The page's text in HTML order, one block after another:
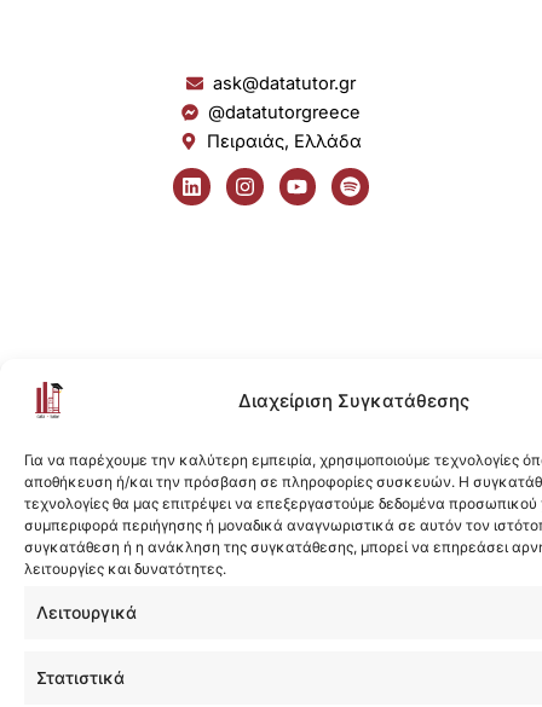
Διαχείριση Συγκατάθεσης
Για να παρέχουμε την καλύτερη εμπειρία, χρησιμοποιούμε τεχνολογίες
αποθήκευση ή/και την πρόσβαση σε πληροφορίες συσκευών. Η
τεχνολογίες θα μας επιτρέψει να επεξεργαστούμε δεδομένα
συμπεριφορά περιήγησης ή μοναδικά αναγνωριστικά σε αυτόν τον
συγκατάθεση ή η ανάκληση της συγκατάθεσης, μπορεί να επηρεάσει
λειτουργίες και δυνατότητες.
Λειτουργικά
Στατιστικά
ask@datatutor.gr
@datatutorgreece
Πειραιάς, Ελλάδα
L
i
n
I
n
s
Y
o
u
S
p
o